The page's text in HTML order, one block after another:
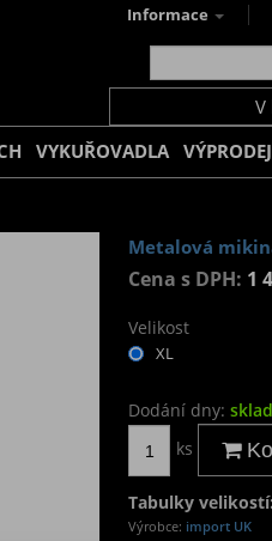
Informace
V
VYKUŘOVADLA VÝPRODEJ
Metalová
Cena s DPH: 1
Velikost
XL
Dodání dny:
ks
Tabulky
Výrobce: import UK